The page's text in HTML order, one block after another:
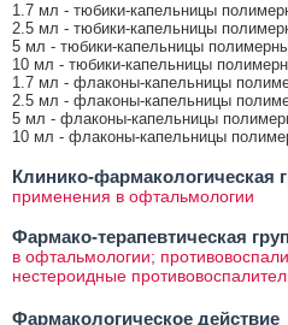
1.7 мл - тюбики-капельницы
2.5 мл - тюбики-капельницы
5 мл - тюбики-капельницы
10 мл - тюбики-капельницы
1.7 мл - флаконы-капельницы
2.5 мл - флаконы-капельницы
5 мл - флаконы-капельницы
10 мл - флаконы-капельницы
Клинико-фармакологическая
применения в офтальмологии
Фармако-терапевтическая
в офтальмологии;
нестероидные
Фармакологическое действие